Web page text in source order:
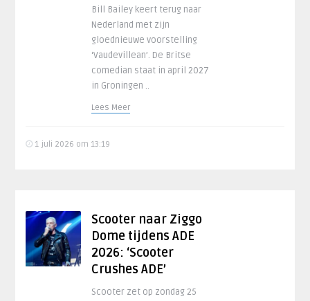
Bill Bailey keert terug naar
Nederland met zijn
gloednieuwe voorstelling
‘Vaudevillean’. De Britse
comedian staat in april 2027
in Groningen ..
Lees Meer
1 juli 2026 om 13:19
Scooter naar Ziggo
Dome tijdens ADE
2026: ‘Scooter
Crushes ADE’
Scooter zet op zondag 25